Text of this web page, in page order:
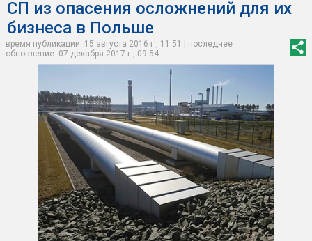
СП из опасения осложнений для их
бизнеса в Польше
время публикации: 15 августа 2016 г., 11:51 | последнее
обновление: 07 декабря 2017 г., 09:54